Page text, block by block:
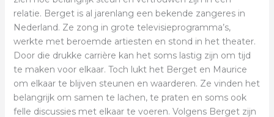
relatie. Berget is al jarenlang een bekende zangeres in
Nederland. Ze zong in grote televisieprogramma’s,
werkte met beroemde artiesten en stond in het theater.
Door die drukke carrière kan het soms lastig zijn om tijd
te maken voor elkaar. Toch lukt het Berget en Maurice
om elkaar te blijven steunen en waarderen. Ze vinden het
belangrijk om samen te lachen, te praten en soms ook
felle discussies met elkaar te voeren. Volgens Berget zijn